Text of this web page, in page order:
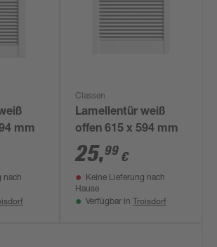
mm
nach
Classen
Lamellentür weiß
offen 615 x 594 mm
25,99 €
Keine Lieferung nach
Hause
Verfügbar in Troisdorf